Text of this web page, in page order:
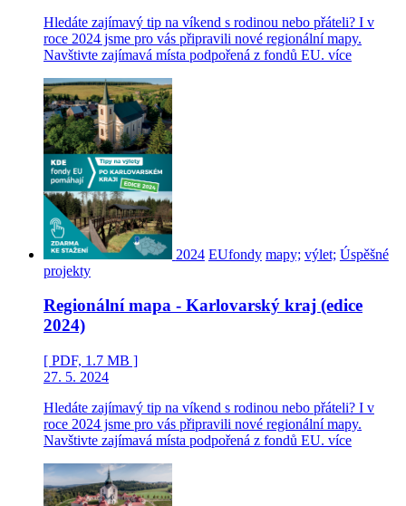
Hledáte zajímavý tip na víkend s rodinou nebo přáteli? I v
roce 2024 jsme pro vás připravili nové regionální mapy.
Navštivte zajímavá místa podpořená z fondů EU. více
2024 EUfondy mapy; výlet; Úspěšné
projekty
Regionální mapa - Karlovarský kraj (edice
2024)
[ PDF, 1.7 MB ]
27. 5. 2024
Hledáte zajímavý tip na víkend s rodinou nebo přáteli? I v
roce 2024 jsme pro vás připravili nové regionální mapy.
Navštivte zajímavá místa podpořená z fondů EU. více